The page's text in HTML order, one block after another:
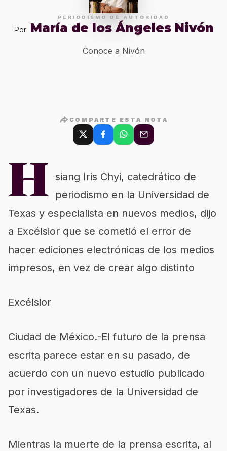
PERIODISMO DE AUTORIDAD
Por María de los Ángeles Nivón
Conoce a Nivón
COMPARTE ESTA NOTA
H siang Iris Chyi, catedrático de
periodismo en la Universidad de
Texas y especialista en nuevos medios, dijo
a Excélsior que se cometió el error de
hacer ediciones electrónicas de los medios
impresos, en vez de crear algo distinto
Excélsior
Ciudad de México.-El futuro de la prensa
escrita parece estar en su pasado, de
acuerdo con un nuevo estudio publicado
por investigadores de la Universidad de
Texas.
Mientras la muerte de la prensa escrita, al